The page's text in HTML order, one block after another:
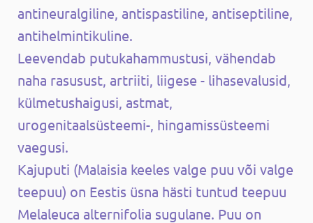
antineuralgiline, antispastiline, antiseptiline,
antihelmintikuline.
Leevendab putukahammustusi, vähendab
naha rasusust, artriiti, liigese - lihasevalusid,
külmetushaigusi, astmat,
urogenitaalsüsteemi-, hingamissüsteemi
vaegusi.
Kajuputi (Malaisia keeles valge puu või valge
teepuu) on Eestis üsna hästi tuntud teepuu
Melaleuca alternifolia sugulane. Puu on